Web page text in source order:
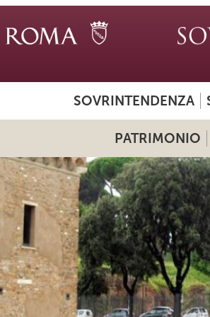
SOVRINTENDENZA
PATRIMONIO